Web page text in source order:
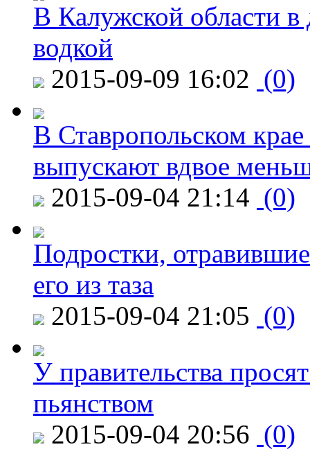
В Калужской области в
водкой
2015-09-09 16:02 (0)
В Ставропольском
выпускают вдвое
2015-09-04 21:14 (0)
Подростки,
его из таза
2015-09-04 21:05 (0)
У правительства
пьянством
2015-09-04 20:56 (0)